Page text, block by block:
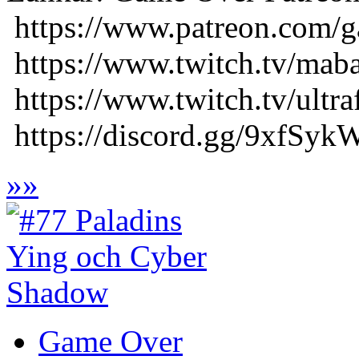
https://www.patreon.com/
https://www.twitch.tv/
https://www.twitch.tv/
https://discord.gg/
»»
Game Over